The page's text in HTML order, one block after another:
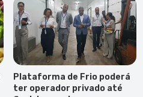
Plataforma de Frio poderá
ter operador privado até